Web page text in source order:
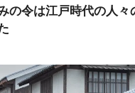
の令は江戸時代の人々